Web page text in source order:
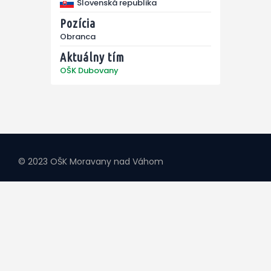
Slovenská republika
Pozícia
Obranca
Aktuálny tím
OŠK Dubovany
© 2023 OŠK Moravany nad Váhom